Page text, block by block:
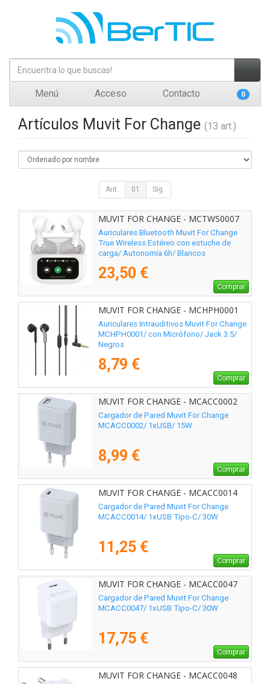
Menú Acceso Contacto 0
Artículos Muvit For Change (13 art.)
Ant. 01 Sig.
MUVIT FOR CHANGE - MCTWS0007
Auriculares Bluetooth Muvit For Change
True Wireless Estéreo con estuche de
carga/ Autonomía 6h/ Blancos
23,50 €
Comprar
MUVIT FOR CHANGE - MCHPH0001
Auriculares Intrauditivos Muvit For Change
MCHPH0001/ con Micrófono/ Jack 3.5/
Negros
8,79 €
Comprar
MUVIT FOR CHANGE - MCACC0002
Cargador de Pared Muvit For Change
MCACC0002/ 1xUSB/ 15W
8,99 €
Comprar
MUVIT FOR CHANGE - MCACC0014
Cargador de Pared Muvit For Change
MCACC0014/ 1xUSB Tipo-C/ 30W
11,25 €
Comprar
MUVIT FOR CHANGE - MCACC0047
Cargador de Pared Muvit For Change
MCACC0047/ 1xUSB Tipo-C/ 30W
17,75 €
Comprar
MUVIT FOR CHANGE - MCACC0048